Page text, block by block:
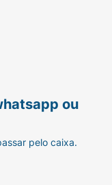
ou
pelo caixa.